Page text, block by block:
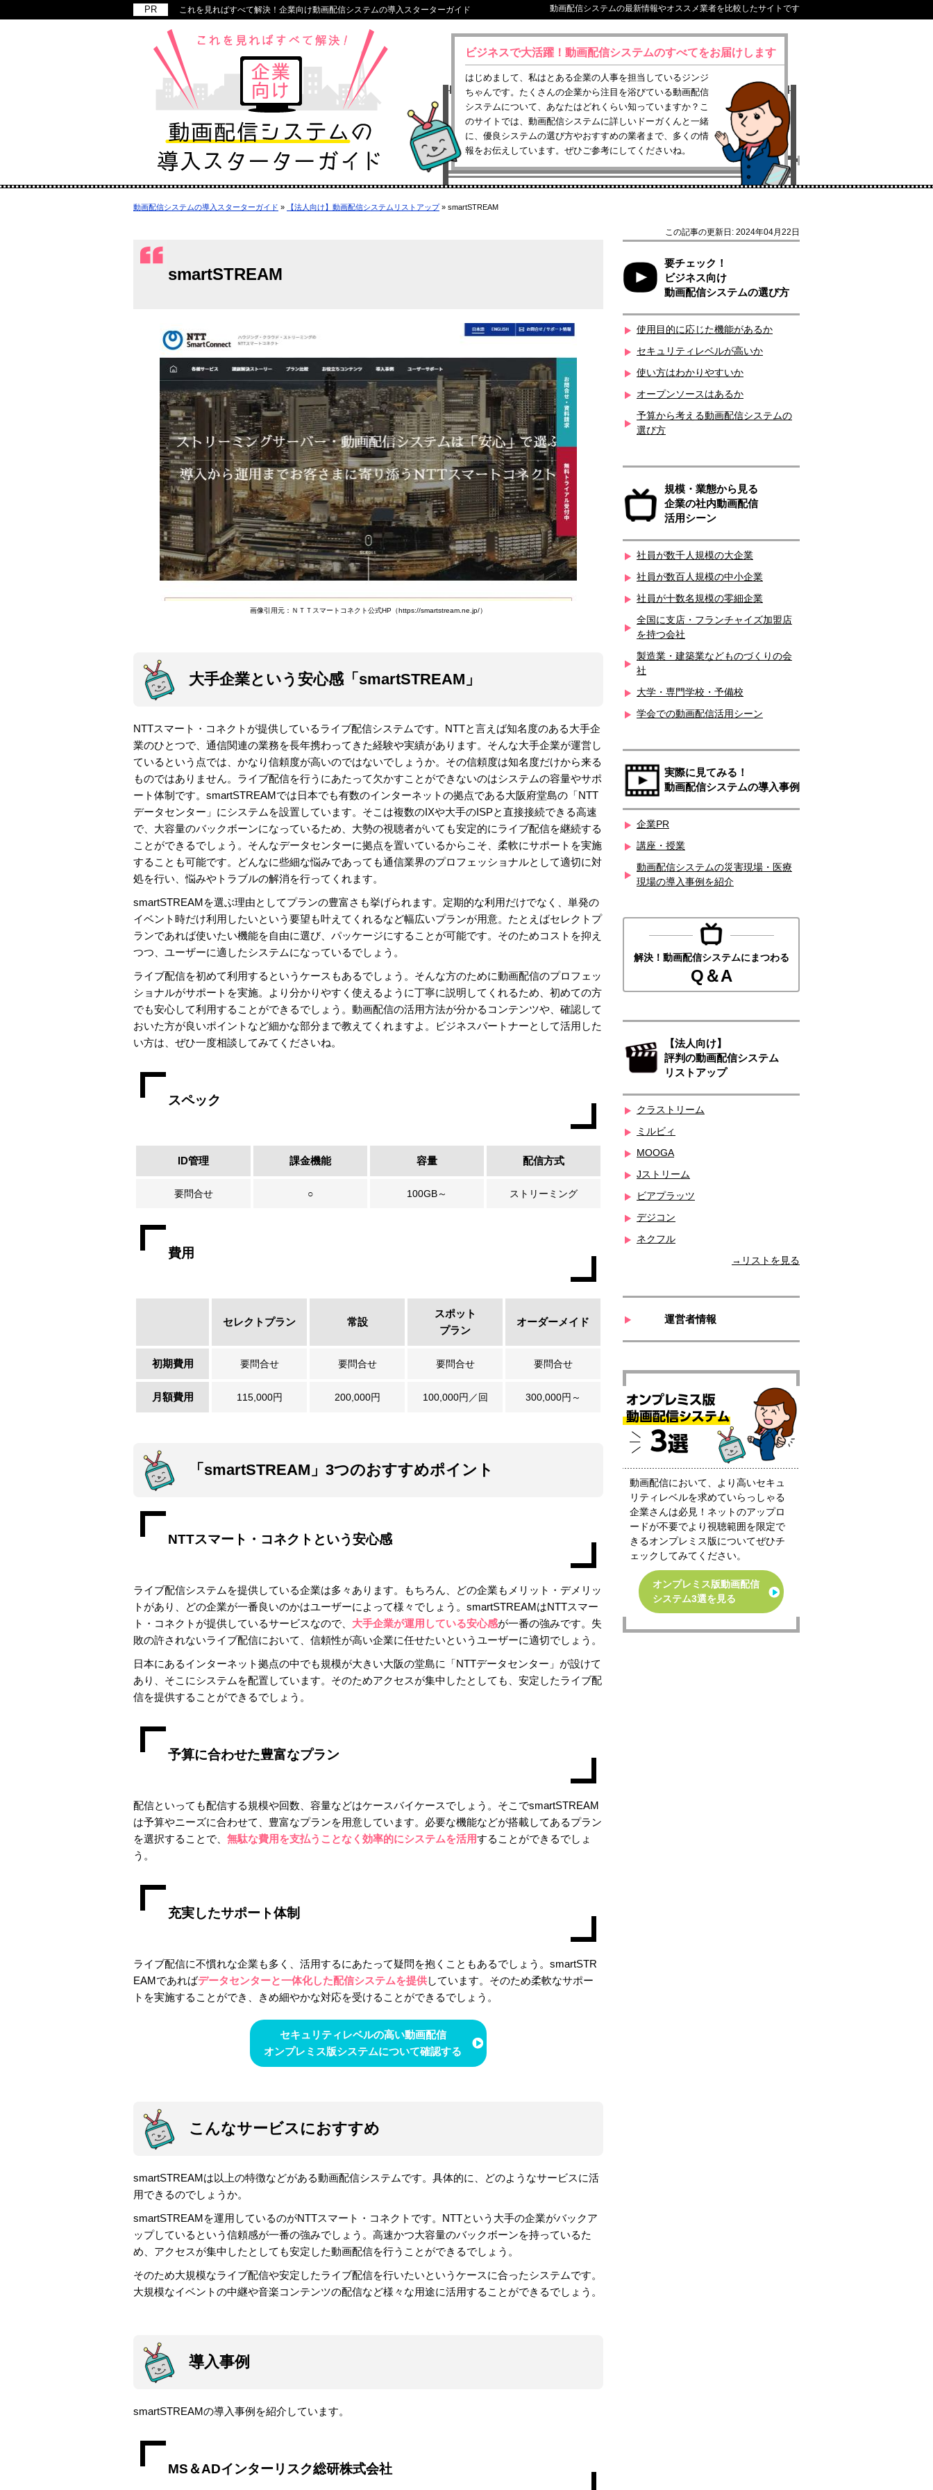
これを見ればすべて解決！企業向け動画配信システムの導入スターターガイド 動画配信システムの最新情報やオススメ業者を比較したサイトです
ビジネスで大活躍！動画配信システムのすべてをお届けします
はじめまして、私はとある企業の人事を担当しているジンジ
ちゃんです。たくさんの企業から注目を浴びている動画配信
システムについて、あなたはどれくらい知っていますか？こ
のサイトでは、動画配信システムに詳しいドーガくんと一緒
に、優良システムの選び方やおすすめの業者まで、多くの情
報をお伝えしています。ぜひご参考にしてくださいね。
動画配信システムの導入スターターガイド » 【法人向け】動画配信システムリストアップ» smartSTREAM
この記事の更新日: 2024年04月22日
smartSTREAM
画像引用元：ＮＴＴスマートコネクト公式HP（https://smartstream.ne.jp/）
大手企業という安心感「smartSTREAM」
NTTスマート・コネクトが提供しているライブ配信システムです。NTTと言えば知名度のある大手企
業のひとつで、通信関連の業務を長年携わってきた経験や実績があります。そんな大手企業が運営し
ているという点では、かなり信頼度が高いのではないでしょうか。その信頼度は知名度だけから来る
ものではありません。ライブ配信を行うにあたって欠かすことができないのはシステムの容量やサポ
ート体制です。smartSTREAMでは日本でも有数のインターネットの拠点である大阪府堂島の「NTT
データセンター」にシステムを設置しています。そこは複数のIXや大手のISPと直接接続できる高速
で、大容量のバックボーンになっているため、大勢の視聴者がいても安定的にライブ配信を継続する
ことができるでしょう。そんなデータセンターに拠点を置いているからこそ、柔軟にサポートを実施
することも可能です。どんなに些細な悩みであっても通信業界のプロフェッショナルとして適切に対
処を行い、悩みやトラブルの解消を行ってくれます。
smartSTREAMを選ぶ理由としてプランの豊富さも挙げられます。定期的な利用だけでなく、単発の
イベント時だけ利用したいという要望も叶えてくれるなど幅広いプランが用意。たとえばセレクトプ
ランであれば使いたい機能を自由に選び、パッケージにすることが可能です。そのためコストを抑え
つつ、ユーザーに適したシステムになっているでしょう。
ライブ配信を初めて利用するというケースもあるでしょう。そんな方のために動画配信のプロフェッ
ショナルがサポートを実施。より分かりやすく使えるように丁寧に説明してくれるため、初めての方
でも安心して利用することができるでしょう。動画配信の活用方法が分かるコンテンツや、確認して
おいた方が良いポイントなど細かな部分まで教えてくれますよ。ビジネスパートナーとして活用した
い方は、ぜひ一度相談してみてくださいね。
スペック
ID管理 課金機能 容量 配信方式
要問合せ ○ 100GB～ ストリーミング
費用
セレクトプラン 常設
スポット
プラン
オーダーメイド
初期費用 要問合せ 要問合せ 要問合せ 要問合せ
月額費用 115,000円 200,000円 100,000円／回 300,000円～
「smartSTREAM」3つのおすすめポイント
NTTスマート・コネクトという安心感
ライブ配信システムを提供している企業は多々あります。もちろん、どの企業もメリット・デメリッ
トがあり、どの企業が一番良いのかはユーザーによって様々でしょう。smartSTREAMはNTTスマー
ト・コネクトが提供しているサービスなので、 大手企業が運用している安心感が一番の強みです。失
敗の許されないライブ配信において、信頼性が高い企業に任せたいというユーザーに適切でしょう。
日本にあるインターネット拠点の中でも規模が大きい大阪の堂島に「NTTデータセンター」が設けて
あり、そこにシステムを配置しています。そのためアクセスが集中したとしても、安定したライブ配
信を提供することができるでしょう。
予算に合わせた豊富なプラン
配信といっても配信する規模や回数、容量などはケースバイケースでしょう。そこでsmartSTREAM
は予算やニーズに合わせて、豊富なプランを用意しています。必要な機能などが搭載してあるプラン
を選択することで、 無駄な費用を支払うことなく効率的にシステムを活用することができるでしょ
う。
充実したサポート体制
ライブ配信に不慣れな企業も多く、活用するにあたって疑問を抱くこともあるでしょう。smartSTR
EAMであればデータセンターと一体化した配信システムを提供しています。そのため柔軟なサポー
トを実施することができ、きめ細やかな対応を受けることができるでしょう。
セキュリティレベルの高い動画配信
オンプレミス版システムについて確認する
こんなサービスにおすすめ
smartSTREAMは以上の特徴などがある動画配信システムです。具体的に、どのようなサービスに活
用できるのでしょうか。
smartSTREAMを運用しているのがNTTスマート・コネクトです。NTTという大手の企業がバックア
ップしているという信頼感が一番の強みでしょう。高速かつ大容量のバックボーンを持っているた
め、アクセスが集中したとしても安定した動画配信を行うことができるでしょう。
そのため大規模なライブ配信や安定したライブ配信を行いたいというケースに合ったシステムです。
大規模なイベントの中継や音楽コンテンツの配信など様々な用途に活用することができるでしょう。
導入事例
smartSTREAMの導入事例を紹介しています。
MS＆ADインターリスク総研株式会社
要チェック！
ビジネス向け
動画配信システムの選び方
使用目的に応じた機能があるか
セキュリティレベルが高いか
使い方はわかりやすいか
オープンソースはあるか
予算から考える動画配信システムの
選び方
規模・業態から見る
企業の社内動画配信
活用シーン
社員が数千人規模の大企業
社員が数百人規模の中小企業
社員が十数名規模の零細企業
全国に支店・フランチャイズ加盟店
を持つ会社
製造業・建築業などものづくりの会
社
大学・専門学校・予備校
学会での動画配信活用シーン
実際に見てみる！
動画配信システムの導入事例
企業PR
講座・授業
動画配信システムの災害現場・医療
現場の導入事例を紹介
解決！動画配信システムにまつわる
Q＆A
【法人向け】
評判の動画配信システム
リストアップ
クラストリーム
ミルビィ
MOOGA
Jストリーム
ビアプラッツ
デジコン
ネクフル
→リストを見る
運営者情報
動画配信において、より高いセキュ
リティレベルを求めていらっしゃる
企業さんは必見！ネットのアップロ
ードが不要でより視聴範囲を限定で
きるオンプレミス版についてぜひチ
ェックしてみてください。
オンプレミス版動画配信
システム3選を見る